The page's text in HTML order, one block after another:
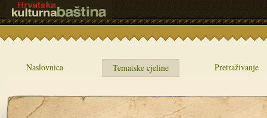
Naslovnica Tematske cjeline Pretraživanje